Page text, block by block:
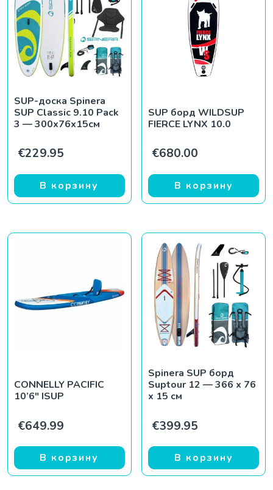
SUP-доска Spinera
SUP Classic 9.10 Pack
3 — 300x76x15см
€229.95
В корзину
SUP борд WILDSUP
FIERCE LYNX 10.0
€680.00
В корзину
CONNELLY PACIFIC
10’6″ ISUP
€649.99
В корзину
Spinera SUP борд
Suptour 12 — 366 x 76
x 15 см
€399.95
В корзину